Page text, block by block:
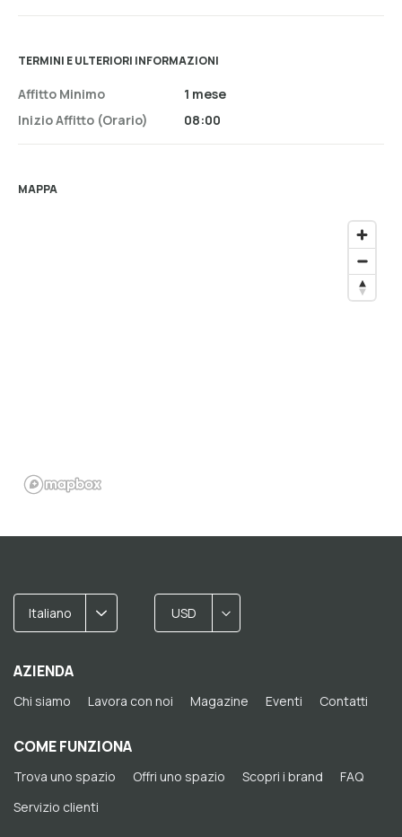
TERMINI E ULTERIORI INFORMAZIONI
Affitto Minimo
Inizio Affitto (orario)
1 mese
08:00
MAPPA
Italiano USD
AZIENDA
Chi siamo Lavora con noi Magazine Eventi Contatti
COME FUNZIONA
Trova uno spazio Offri uno spazio Scopri i brand
FAQ
Servizio clienti